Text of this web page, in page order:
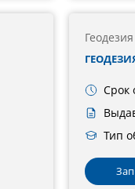
Геодезия
Срок
Тип